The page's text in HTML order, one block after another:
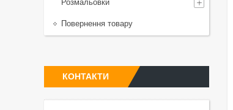
Розмальовки
Повернення товару
КОНТАКТИ